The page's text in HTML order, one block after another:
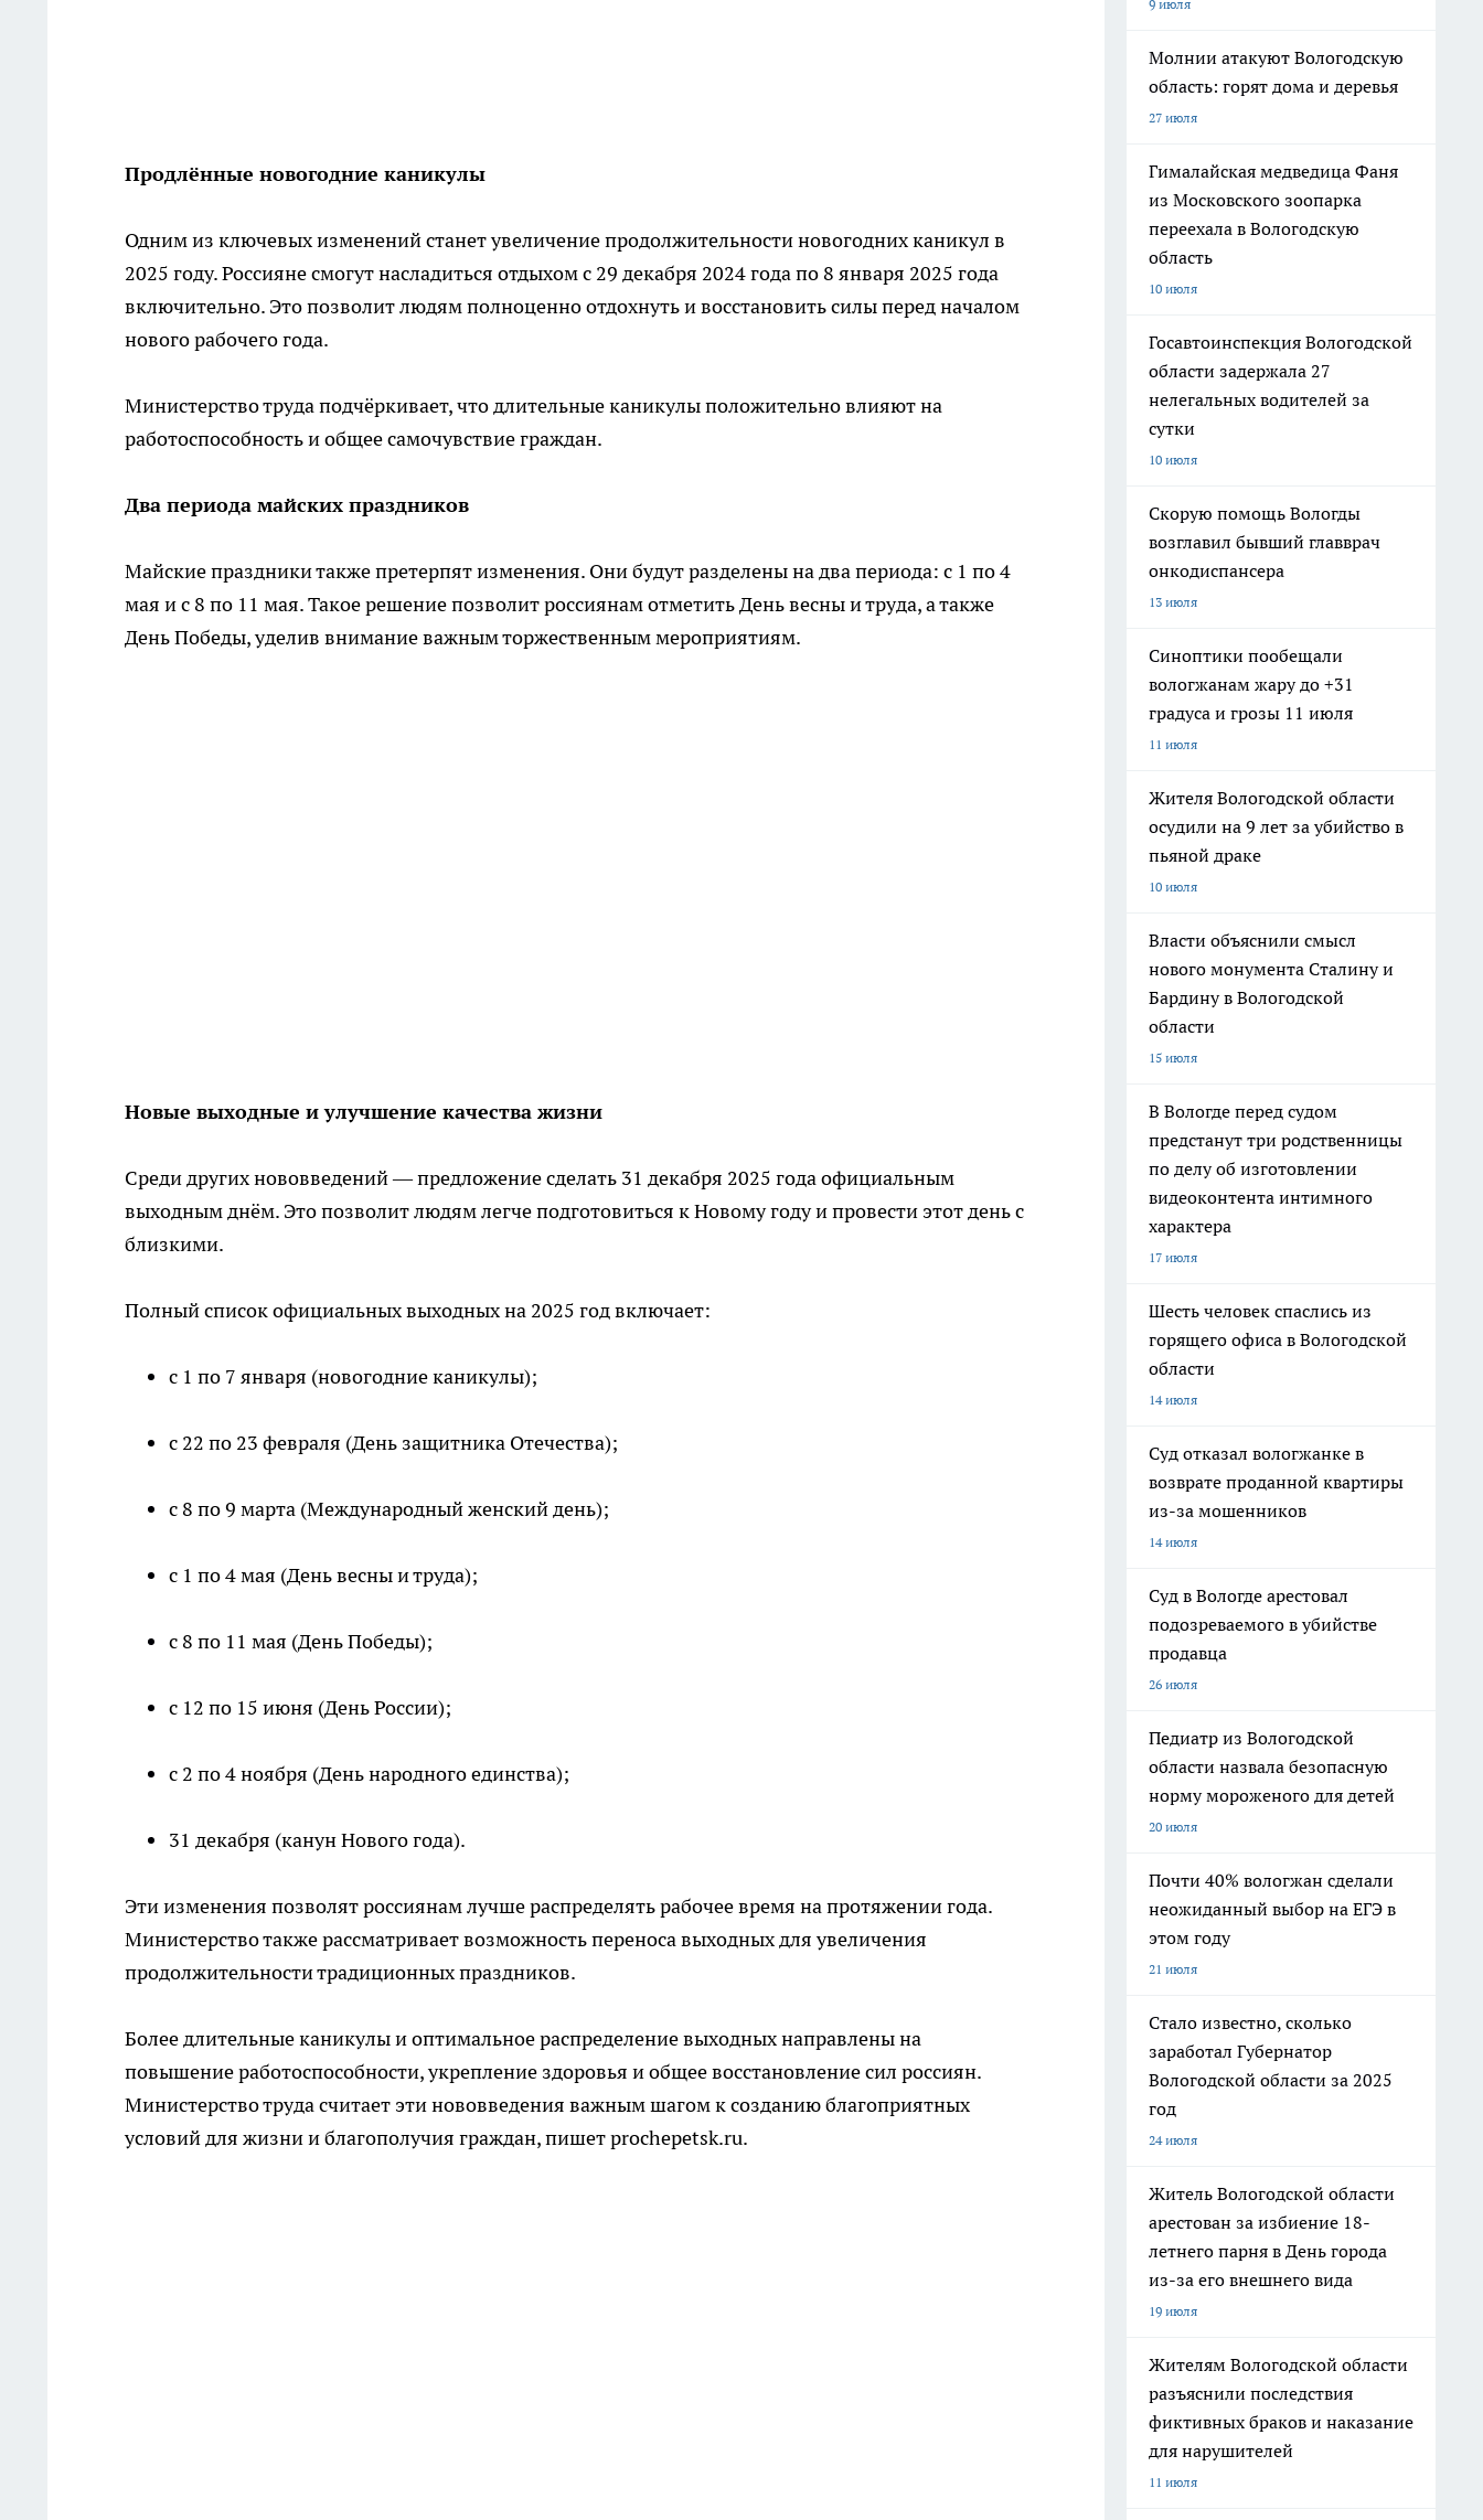
Продлённые новогодние каникулы
Одним из ключевых изменений станет увеличение продолжительности новогодних каникул в
2025 году. Россияне смогут насладиться отдыхом с 29 декабря 2024 года по 8 января 2025 года
включительно. Это позволит людям полноценно отдохнуть и восстановить силы перед началом
нового рабочего года.
Министерство труда подчёркивает, что длительные каникулы положительно влияют на
работоспособность и общее самочувствие граждан.
Два периода майских праздников
Майские праздники также претерпят изменения. Они будут разделены на два периода: с 1 по 4
мая и с 8 по 11 мая. Такое решение позволит россиянам отметить День весны и труда, а также
День Победы, уделив внимание важным торжественным мероприятиям.
Новые выходные и улучшение качества жизни
Среди других нововведений — предложение сделать 31 декабря 2025 года официальным
выходным днём. Это позволит людям легче подготовиться к Новому году и провести этот день с
близкими.
Полный список официальных выходных на 2025 год включает:
с 1 по 7 января (новогодние каникулы);
с 22 по 23 февраля (День защитника Отечества);
с 8 по 9 марта (Международный женский день);
с 1 по 4 мая (День весны и труда);
с 8 по 11 мая (День Победы);
с 12 по 15 июня (День России);
с 2 по 4 ноября (День народного единства);
31 декабря (канун Нового года).
Эти изменения позволят россиянам лучше распределять рабочее время на протяжении года.
Министерство также рассматривает возможность переноса выходных для увеличения
продолжительности традиционных праздников.
Более длительные каникулы и оптимальное распределение выходных направлены на
повышение работоспособности, укрепление здоровья и общее восстановление сил россиян.
Министерство труда считает эти нововведения важным шагом к созданию благоприятных
условий для жизни и благополучия граждан, пишет prochepetsk.ru.
9 июля
Молнии атакуют Вологодскую
область: горят дома и деревья
27 июля
Гималайская медведица Фаня
из Московского зоопарка
переехала в Вологодскую
область
10 июля
Госавтоинспекция Вологодской
области задержала 27
нелегальных водителей за
сутки
10 июля
Скорую помощь Вологды
возглавил бывший главврач
онкодиспансера
13 июля
Синоптики пообещали
вологжанам жару до +31
градуса и грозы 11 июля
11 июля
Жителя Вологодской области
осудили на 9 лет за убийство в
пьяной драке
10 июля
Власти объяснили смысл
нового монумента Сталину и
Бардину в Вологодской
области
15 июля
В Вологде перед судом
предстанут три родственницы
по делу об изготовлении
видеоконтента интимного
характера
17 июля
Шесть человек спаслись из
горящего офиса в Вологодской
области
14 июля
Суд отказал вологжанке в
возврате проданной квартиры
из-за мошенников
14 июля
Суд в Вологде арестовал
подозреваемого в убийстве
продавца
26 июля
Педиатр из Вологодской
области назвала безопасную
норму мороженого для детей
20 июля
Почти 40% вологжан сделали
неожиданный выбор на ЕГЭ в
этом году
21 июля
Стало известно, сколько
заработал Губернатор
Вологодской области за 2025
год
24 июля
Житель Вологодской области
арестован за избиение 18-
летнего парня в День города
из-за его внешнего вида
19 июля
Жителям Вологодской области
разъяснили последствия
фиктивных браков и наказание
для нарушителей
11 июля